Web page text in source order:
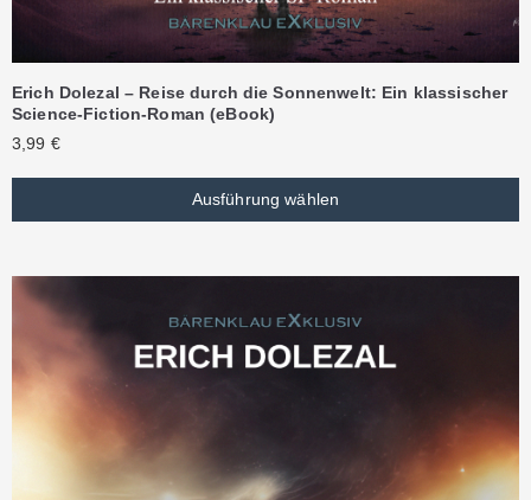
Erich Dolezal – Reise durch die Sonnenwelt: Ein klassischer
Science-Fiction-Roman (eBook)
3,99 €
Ausführung wählen